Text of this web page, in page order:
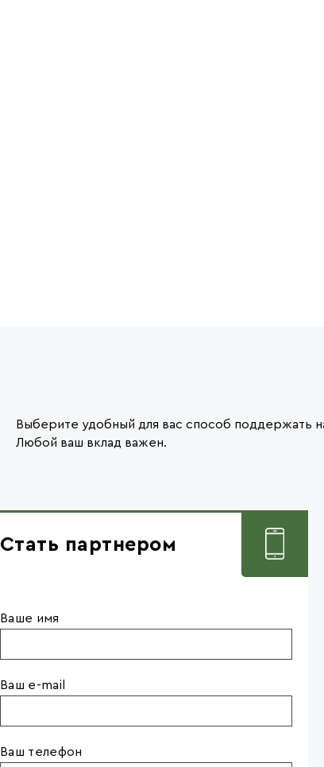
Выберите удобный для вас способ поддержать
Любой ваш вклад важен.
Стать партнером
Ваше имя
Ваш e-mail
Ваш телефон